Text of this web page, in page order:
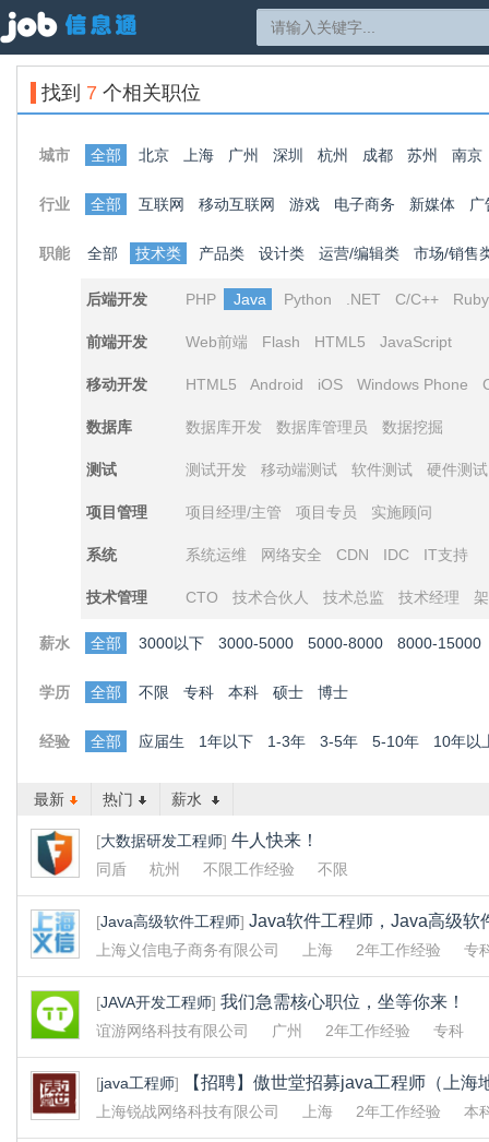
找到 7 个相关职位
城市 全部 北京 上海 广州 深圳 杭州 成都 苏州 南京
行业 全部 互联网 移动互联网 游戏 电子商务 新媒体 广
职能 全部 技术类 产品类 设计类 运营/编辑类 市场/销售
后端开发 PHP Java Python .NET C/C++ Ruby
前端开发 Web前端 Flash HTML5 JavaScript
移动开发 HTML5 Android iOS Windows Phone
数据库 数据库开发 数据库管理员 数据挖掘
测试 测试开发 移动端测试 软件测试 硬件测试
项目管理 项目经理/主管 项目专员 实施顾问
系统 系统运维 网络安全 CDN IDC IT支持
技术管理 CTO 技术合伙人 技术总监 技术经理
薪水 全部 3000以下 3000-5000 5000-8000 8000-15000
学历 全部 不限 专科 本科 硕士 博士
经验 全部 应届生 1年以下 1-3年 3-5年 5-10年 10年以
最新 热门 薪水
[大数据研发工程师] 牛人快来！
同盾 杭州 不限工作经验 不限
[Java高级软件工程师] Java软件工程师，Java高级软
上海义信电子商务有限公司 上海 2年工作经验 专
[JAVA开发工程师] 我们急需核心职位，坐等你来！
谊游网络科技有限公司 广州 2年工作经验 专科
[java工程师] 【招聘】傲世堂招募java工程师（上海
上海锐战网络科技有限公司 上海 2年工作经验 本